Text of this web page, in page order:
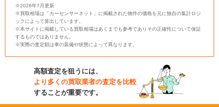
※2026年7月更新
※買取相場は「カーセンサーネット」に掲載された物件の価格を元に独自の集計ロジ
ックによって算出しています。
※本サイトに掲載している買取相場はあくまでも参考でありその正確性について保証
するものではありません。
※実際の査定額は車の装備や状態によって異なります。
高額査定を狙うには、
より多くの買取業者の査定を比較
することが重要です。